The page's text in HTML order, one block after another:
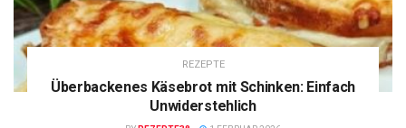
REZEPTE
Überbackenes Käsebrot mit Schinken: Einfach
Unwiderstehlich